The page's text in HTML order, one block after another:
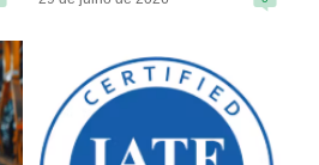
READ MORE